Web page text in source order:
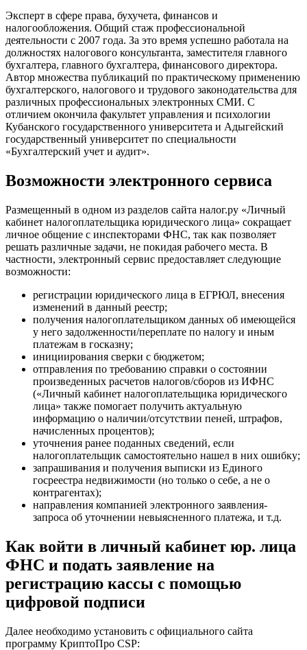
Эксперт в сфере права, бухучета, финансов и
налогообложения. Общий стаж профессиональной
деятельности с 2007 года. За это время успешно работала на
должностях налогового консультанта, заместителя главного
бухгалтера, главного бухгалтера, финансового директора.
Автор множества публикаций по практическому применению
бухгалтерского, налогового и трудового законодательства для
различных профессиональных электронных СМИ. С
отличием окончила факультет управления и психологии
Кубанского государственного университета и Адыгейский
государственный университет по специальности
«Бухгалтерский учет и аудит».
Возможности электронного сервиса
Размещенный в одном из разделов сайта налог.ру «Личный
кабинет налогоплательщика юридического лица» сокращает
личное общение с инспекторами ФНС, так как позволяет
решать различные задачи, не покидая рабочего места. В
частности, электронный сервис предоставляет следующие
возможности:
регистрации юридического лица в ЕГРЮЛ, внесения
изменений в данный реестр;
получения налогоплательщиком данных об имеющейся
у него задолженности/переплате по налогу и иным
платежам в госказну;
инициирования сверки с бюджетом;
отправления по требованию справки о состоянии
произведенных расчетов налогов/сборов из ИФНС
(«Личный кабинет налогоплательщика юридического
лица» также помогает получить актуальную
информацию о наличии/отсутствии пеней, штрафов,
начисленных процентов);
уточнения ранее поданных сведений, если
налогоплательщик самостоятельно нашел в них ошибку;
запрашивания и получения выписки из Единого
госреестра недвижимости (но только о себе, а не о
контрагентах);
направления компанией электронного заявления-
запроса об уточнении невыясненного платежа, и т.д.
Как войти в личный кабинет юр. лица
ФНС и подать заявление на
регистрацию кассы с помощью
цифровой подписи
Далее необходимо установить с официального сайта
программу КриптоПро CSP: